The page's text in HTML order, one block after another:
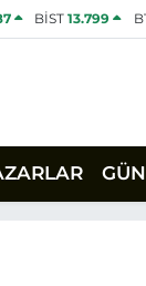
BİST13.799